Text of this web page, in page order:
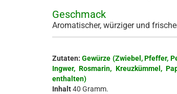
Geschmack
Aromatischer, würziger und
Zutaten: Gewürze (Zwiebel, Pfeffer,
Ingwer, Rosmarin, Kreuzkümmel,
enthalten)
Inhalt40 Gramm.